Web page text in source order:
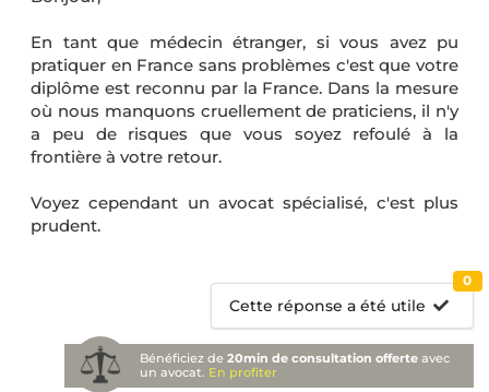
En tant que médecin étranger, si vous avez pu
pratiquer en France sans problèmes c'est que votre
diplôme est reconnu par la France. Dans la mesure
où nous manquons cruellement de praticiens, il n'y
a peu de risques que vous soyez refoulé à la
frontière à votre retour.
Voyez cependant un avocat spécialisé, c'est plus
prudent.
Cette réponse a été utile
0
Bénéficiez de20min de consultation offerte avec
un avocat. En profiter